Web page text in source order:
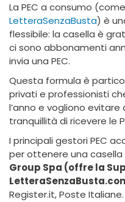
La PEC a consumo
LetteraSenzaBusta) è
flessibile: la casella è
ci sono abbonamenti
invia una PEC.
Questa formula è
privati e professionisti
l’anno e vogliono
tranquillità di ricevere le
I principali gestori PEC
per ottenere una casella
Group Spa (offre la
Register.it, Poste Italiane.